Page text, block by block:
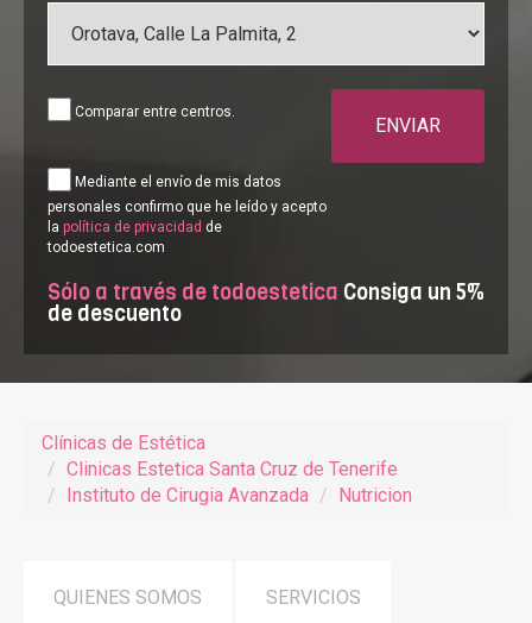
Comparar entre centros.
Mediante el envío de mis datos
personales confirmo que he leído y acepto
la política de privacidad de
todoestetica.com
ENVIAR
Sólo a través de todoestetica Consiga un 5%
de descuento
Clínicas de Estética
Clinicas Estetica Santa Cruz de Tenerife
Instituto de Cirugia Avanzada
Nutricion
QUIENES SOMOS SERVICIOS